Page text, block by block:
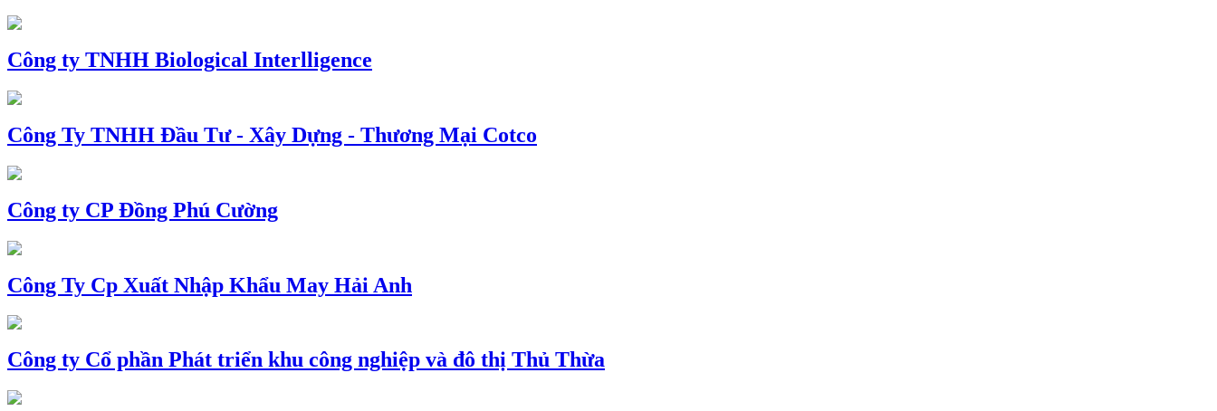
Công ty TNHH Biological Interlligence
Công Ty TNHH Đầu Tư - Xây Dựng - Thương Mại Cotco
Công ty CP Đồng Phú Cường
Công Ty Cp Xuất Nhập Khẩu May Hải Anh
Công ty Cổ phần Phát triển khu công nghiệp và đô thị Thủ Thừa